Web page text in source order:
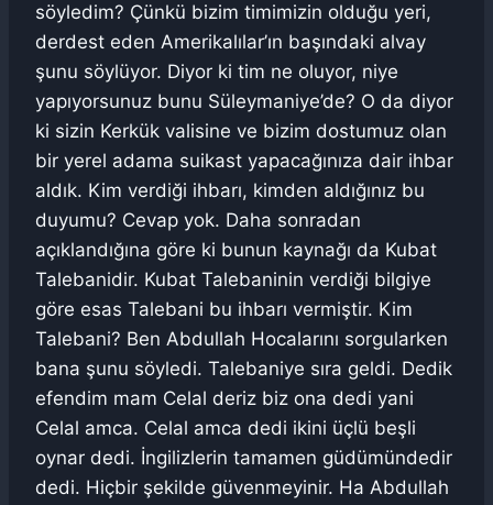
söyledim? Çünkü bizim timimizin olduğu yeri,
derdest eden Amerikalılar’ın başındaki alvay
şunu söylüyor. Diyor ki tim ne oluyor, niye
yapıyorsunuz bunu Süleymaniye’de? O da diyor
ki sizin Kerkük valisine ve bizim dostumuz olan
bir yerel adama suikast yapacağınıza dair ihbar
aldık. Kim verdiği ihbarı, kimden aldığınız bu
duyumu? Cevap yok. Daha sonradan
açıklandığına göre ki bunun kaynağı da Kubat
Talebanidir. Kubat Talebaninin verdiği bilgiye
göre esas Talebani bu ihbarı vermiştir. Kim
Talebani? Ben Abdullah Hocalarını sorgularken
bana şunu söyledi. Talebaniye sıra geldi. Dedik
efendim mam Celal deriz biz ona dedi yani
Celal amca. Celal amca dedi ikini üçlü beşli
oynar dedi. İngilizlerin tamamen güdümündedir
dedi. Hiçbir şekilde güvenmeyinir. Ha Abdullah